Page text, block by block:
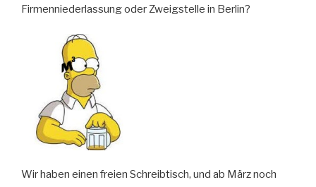
Firmenniederlassung oder Zweigstelle in Berlin?
Wir haben einen freien Schreibtisch, und ab März noch